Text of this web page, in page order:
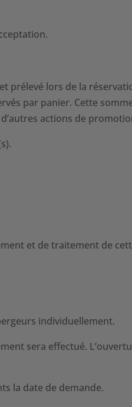
prélevé lors de la
par panier. Cette
actions de
et de traitement de
individuellement.
sera effectué.
la date de demande.